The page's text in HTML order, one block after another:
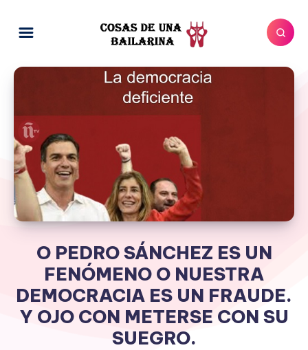
O PEDRO SÁNCHEZ ES UN
FENÓMENO O NUESTRA
DEMOCRACIA ES UN FRAUDE.
Y OJO CON METERSE CON SU
SUEGRO.